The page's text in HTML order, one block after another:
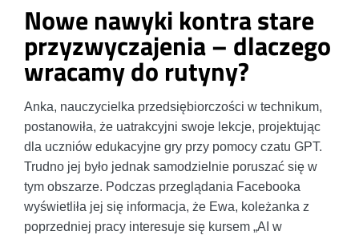
Nowe nawyki kontra stare
przyzwyczajenia – dlaczego
wracamy do rutyny?
Anka, nauczycielka przedsiębiorczości w technikum,
postanowiła, że uatrakcyjni swoje lekcje, projektując
dla uczniów edukacyjne gry przy pomocy czatu GPT.
Trudno jej było jednak samodzielnie poruszać się w
tym obszarze. Podczas przeglądania Facebooka
wyświetliła jej się informacja, że Ewa, koleżanka z
poprzedniej pracy interesuje się kursem „AI w